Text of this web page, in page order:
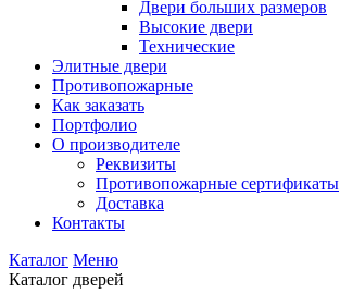
Двери больших размеров
Высокие двери
Технические
Элитные двери
Противопожарные
Как заказать
Портфолио
О производителе
Реквизиты
Противопожарные сертификаты
Доставка
Контакты
Каталог Меню
Каталог дверей